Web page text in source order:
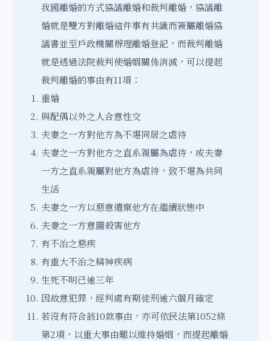
我國離婚的方式協議離婚和裁判離婚，協議離
婚就是雙方對離婚這件事有共識而簽屬離婚協
議書並至戶政機關辦理離婚登記，而裁判離婚
就是透過法院裁判使婚姻關係消滅，可以提起
裁判離婚的事由有11項：
重婚
與配偶以外之人合意性交
夫妻之一方對他方為不堪同居之虐待
夫妻之一方對他方之直系親屬為虐待，或夫妻
一方之直系親屬對他方為虐待，致不堪為共同
生活
夫妻之一方以惡意遺棄他方在繼續狀態中
夫妻之一方意圖殺害他方
有不治之惡疾
有重大不治之精神疾病
生死不明已逾三年
因故意犯罪，經判處有期徒刑逾六個月確定
若沒有符合該10款事由，亦可依民法第1052條
第2項，以重大事由難以維持婚姻，而提起離婚